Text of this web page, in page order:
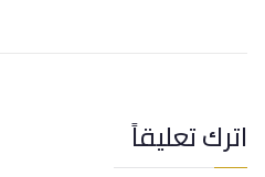
اترك تعليقاً